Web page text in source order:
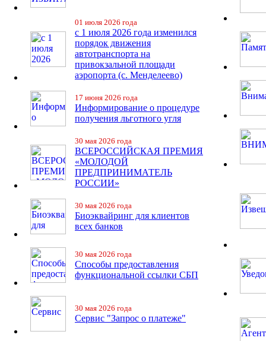
01 июля 2026 года
с 1 июля 2026 года изменился
порядок движения
автотранспорта на
привокзальной площади
аэропорта (с. Менделеево)
17 июня 2026 года
Информирование о процедуре
получения льготного угля
30 мая 2026 года
ВСЕРОССИЙСКАЯ ПРЕМИЯ
«МОЛОДОЙ
ПРЕДПРИНИМАТЕЛЬ
РОССИИ»
30 мая 2026 года
Биоэквайринг для клиентов
всех банков
30 мая 2026 года
Способы предоставления
функциональной ссылки СБП
30 мая 2026 года
Сервис "Запрос о платеже"